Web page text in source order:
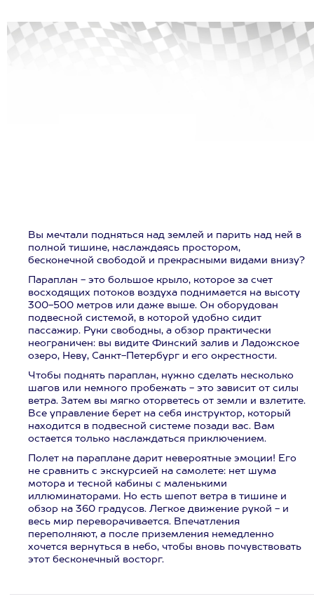
Вы мечтали подняться над землей и парить над ней в
полной тишине, наслаждаясь простором,
бесконечной свободой и прекрасными видами внизу?
Параплан - это большое крыло, которое за счет
восходящих потоков воздуха поднимается на высоту
300-500 метров или даже выше. Он оборудован
подвесной системой, в которой удобно сидит
пассажир. Руки свободны, а обзор практически
неограничен: вы видите Финский залив и Ладожское
озеро, Неву, Санкт-Петербург и его окрестности.
Чтобы поднять параплан, нужно сделать несколько
шагов или немного пробежать - это зависит от силы
ветра. Затем вы мягко оторветесь от земли и взлетите.
Все управление берет на себя инструктор, который
находится в подвесной системе позади вас. Вам
остается только наслаждаться приключением.
Полет на параплане дарит невероятные эмоции! Его
не сравнить с экскурсией на самолете: нет шума
мотора и тесной кабины с маленькими
иллюминаторами. Но есть шепот ветра в тишине и
обзор на 360 градусов. Легкое движение рукой - и
весь мир переворачивается. Впечатления
переполняют, а после приземления немедленно
хочется вернуться в небо, чтобы вновь почувствовать
этот бесконечный восторг.